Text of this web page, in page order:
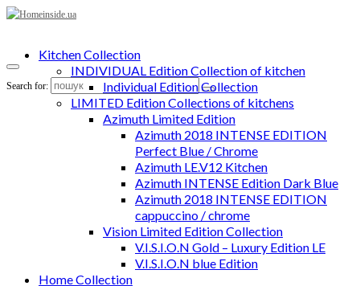
Search for:
Kitchen Collection
INDIVIDUAL Edition Collection of kitchen
Individual Edition Collection
LIMITED Edition Collections of kitchens
Azimuth Limited Edition
Azimuth 2018 INTENSE EDITION
Perfect Blue / Chrome
Azimuth LE.V12 Kitchen
Azimuth INTENSE Edition Dark Blue
Azimuth 2018 INTENSE EDITION
cappuccino / chrome
Vision Limited Edition Collection
V.I.S.I.O.N Gold – Luxury Edition LE
V.I.S.I.O.N blue Edition
Home Collection